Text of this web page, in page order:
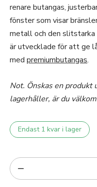
renare butangas,
fönster som visar
metall och den
är utvecklade för att ge
med premiumbutangas.
Not. Önskas en
lagerhåller, är du
Endast 1 kvar i lager